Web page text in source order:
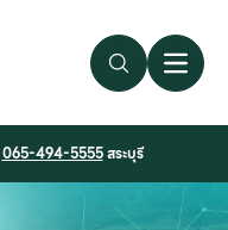
Search Link
Open
065-494-5555สระบุรี